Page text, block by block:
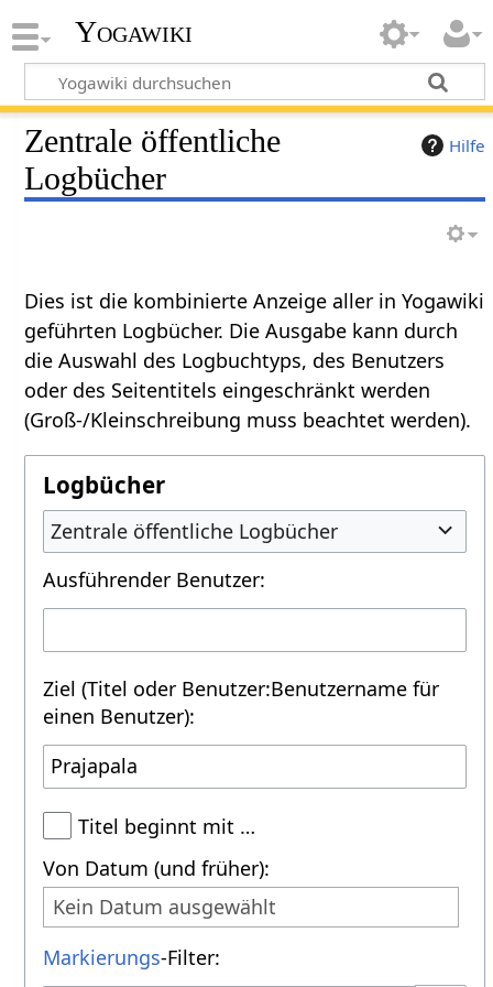
Yogawiki
Hilfe
Zentrale öffentliche
Logbücher
Dies ist die kombinierte Anzeige aller in Yogawiki
geführten Logbücher. Die Ausgabe kann durch
die Auswahl des Logbuchtyps, des Benutzers
oder des Seitentitels eingeschränkt werden
(Groß-/Kleinschreibung muss beachtet werden).
Logbücher
Zentrale öffentliche Logbücher
Ausführender Benutzer:
Ziel (Titel oder Benutzer:Benutzername für
einen Benutzer):
Titel beginnt mit …
Von Datum (und früher):
Kein Datum ausgewählt
Markierungs-Filter: